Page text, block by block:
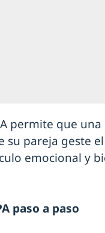
permite que
su pareja geste
emocional y
paso a paso